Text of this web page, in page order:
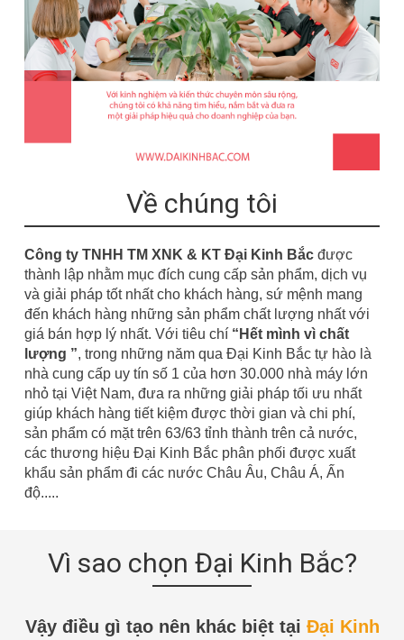
Về chúng tôi
Công ty TNHH TM XNK & KT Đại Kinh Bắc được
thành lập nhằm mục đích cung cấp sản phẩm, dịch vụ
và giải pháp tốt nhất cho khách hàng, sứ mệnh mang
đến khách hàng những sản phẩm chất lượng nhất với
giá bán hợp lý nhất. Với tiêu chí “ Hết mình vì chất
lượng ”, trong những năm qua Đại Kinh Bắc tự hào là
nhà cung cấp uy tín số 1 của hơn 30.000 nhà máy lớn
nhỏ tại Việt Nam, đưa ra những giải pháp tối ưu nhất
giúp khách hàng tiết kiệm được thời gian và chi phí,
sản phẩm có mặt trên 63/63 tỉnh thành trên cả nước,
các thương hiệu Đại Kinh Bắc phân phối được xuất
khẩu sản phẩm đi các nước Châu Âu, Châu Á, Ấn
độ.....
Vì sao chọn Đại Kinh Bắc?
Vậy điều gì tạo nên khác biệt tại Đại Kinh